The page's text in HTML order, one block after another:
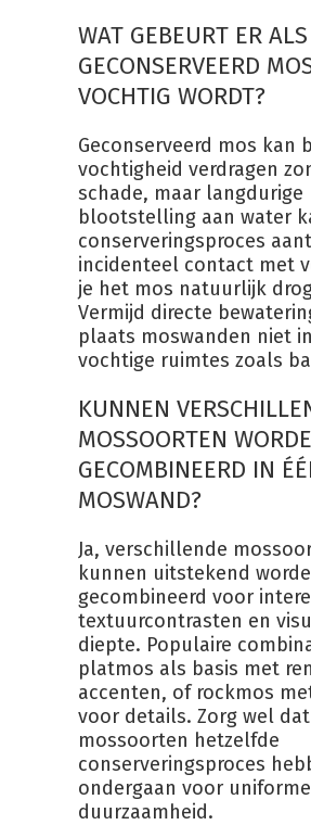
WAT GEBEURT ER ALS
GECONSERVEERD
VOCHTIG WORDT?
Geconserveerd mos kan
vochtigheid verdragen
schade, maar langdurige
blootstelling aan water
conserveringsproces
incidenteel contact met
je het mos natuurlijk
Vermijd directe
plaats moswanden niet
vochtige ruimtes zoals
KUNNEN
MOSSOORTEN
GECOMBINEERD IN
MOSWAND?
Ja, verschillende
kunnen uitstekend
gecombineerd voor
textuurcontrasten en
diepte. Populaire
platmos als basis met
accenten, of rockmos
voor details. Zorg wel
mossoorten hetzelfde
conserveringsproces
ondergaan voor uniforme
duurzaamheid.